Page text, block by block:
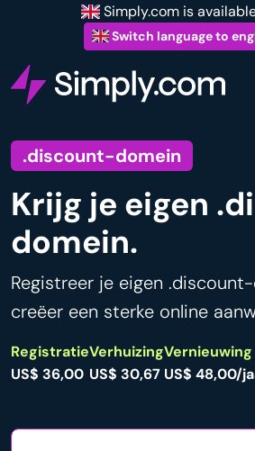
Simply.com is
Switch language to
.discount-domein
Krijg je eigen
domein.
Registreer je eigen
creëer een sterke online
Registratie
US$ 36,00
Verhuizing
US$ 30,67
Vernieuwing
US$ 48,00/